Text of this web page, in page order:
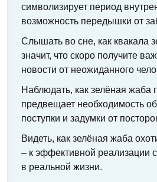
символизирует период
возможность передышки от
Слышать во сне, как квакала
значит, что скоро получите
новости от неожиданного
Наблюдать, как зелёная жаба
предвещает необходимость
поступки и задумки от
Видеть, как зелёная жаба
– к эффективной реализации
в реальной жизни.